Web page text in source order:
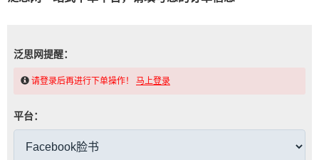
泛思网提醒：
请登录后再进行下单操作！ 马上登录
平台：